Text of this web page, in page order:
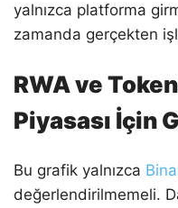
yalnızca platforma
zamanda gerçekten
RWA ve
Piyasası İçin
Bu grafik yalnızca
değerlendirilmemeli.